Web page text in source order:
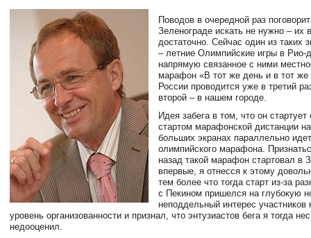
Поводов в очередной раз
Зеленограде искать не нужно – их
достаточно. Сейчас один из таких
– летние Олимпийские игры в Рио-
напрямую связанное с ними
марафон «В тот же день и в тот же
России проводится уже в третий
второй – в нашем городе.
Идея забега в том, что он
стартом марафонской дистанции
больших экранах параллельно
олимпийского марафона.
назад такой марафон стартовал в
впервые, я отнесся к этому
тем более что тогда старт из-за
с Пекином пришелся на глубокую
неподдельный интерес участников
уровень организованности и признал, что энтузиастов бега я тогда
недооценил.